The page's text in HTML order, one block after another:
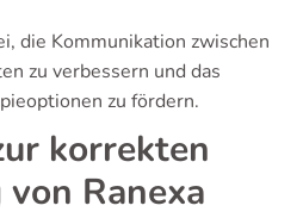
die Kommunikation zwischen
zu verbessern und das
zu fördern.
korrekten
Ranexa